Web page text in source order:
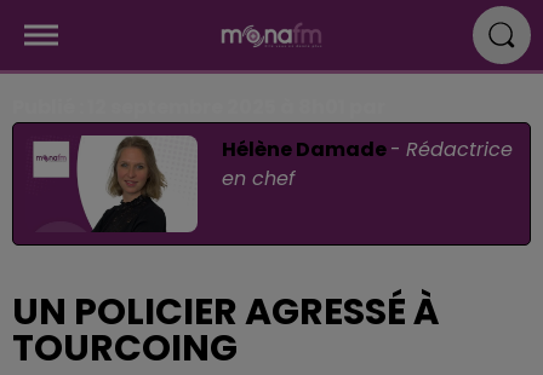
Hélène Damade-Rédactrice
en chef
UN POLICIER AGRESSÉ À
TOURCOING